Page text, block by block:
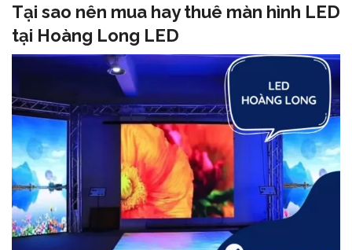
Tại sao nên mua hay thuê màn hình LED
tại Hoàng Long LED